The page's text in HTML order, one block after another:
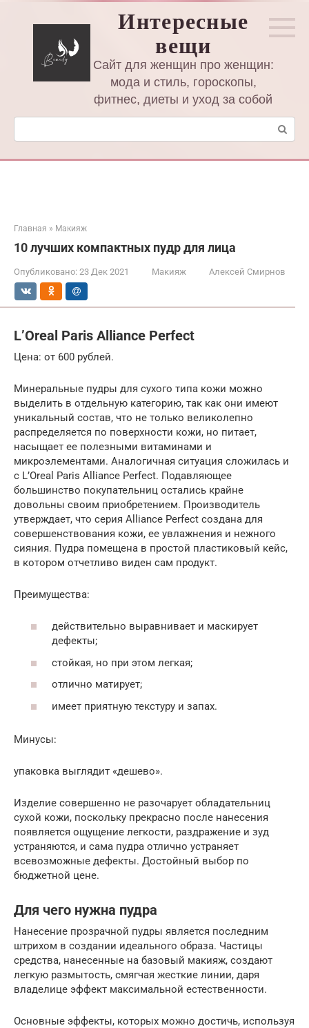
Интересные
вещи
Сайт для женщин про женщин:
мода и стиль, гороскопы,
фитнес, диеты и уход за собой
Поиск:
Главная » Макияж
10 лучших компактных пудр для лица
Опубликовано: 23 Дек 2021 Макияж Алексей Смирнов
L’Oreal Paris Alliance Perfect
Цена: от 600 рублей.
Минеральные пудры для сухого типа кожи можно
выделить в отдельную категорию, так как они имеют
уникальный состав, что не только великолепно
распределяется по поверхности кожи, но питает,
насыщает ее полезными витаминами и
микроэлементами. Аналогичная ситуация сложилась и
с L’Oreal Paris Alliance Perfect. Подавляющее
большинство покупательниц остались крайне
довольны своим приобретением. Производитель
утверждает, что серия Alliance Perfect создана для
совершенствования кожи, ее увлажнения и нежного
сияния. Пудра помещена в простой пластиковый кейс,
в котором отчетливо виден сам продукт.
Преимущества:
действительно выравнивает и маскирует
дефекты;
стойкая, но при этом легкая;
отлично матирует;
имеет приятную текстуру и запах.
Минусы:
упаковка выглядит «дешево».
Изделие совершенно не разочарует обладательниц
сухой кожи, поскольку прекрасно после нанесения
появляется ощущение легкости, раздражение и зуд
устраняются, и сама пудра отлично устраняет
всевозможные дефекты. Достойный выбор по
бюджетной цене.
Для чего нужна пудра
Нанесение прозрачной пудры является последним
штрихом в создании идеального образа. Частицы
средства, нанесенные на базовый макияж, создают
легкую размытость, смягчая жесткие линии, даря
владелице эффект максимальной естественности.
Основные эффекты, которых можно достичь, используя